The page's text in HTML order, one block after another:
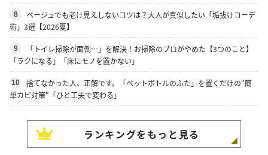
8
ベージュでも老け見えしないコツは？大人が真似したい「垢抜けコーデ
術」3選【2026夏】
9
「トイレ掃除が面倒…」を解決！お掃除のプロがやめた【3つのこと】
「ラクになる」「床にモノを置かない」
10
捨てなかった人、正解です。「ペットボトルのふた」を置くだけの"簡
単カビ対策"「ひと工夫で変わる」
ランキングをもっと見る